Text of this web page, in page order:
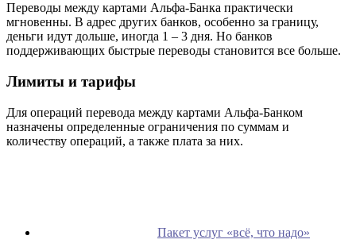
Переводы между картами Альфа-Банка практически
мгновенны. В адрес других банков, особенно за границу,
деньги идут дольше, иногда 1 – 3 дня. Но банков
поддерживающих быстрые переводы становится все больше.
Лимиты и тарифы
Для операций перевода между картами Альфа-Банком
назначены определенные ограничения по суммам и
количеству операций, а также плата за них.
Пакет услуг «всё, что надо»